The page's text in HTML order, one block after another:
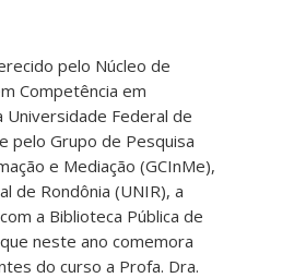
pelo Núcleo de
Competência em
Universidade Federal de
pelo Grupo de Pesquisa
e Mediação (GCInMe),
de Rondônia (UNIR), a
a Biblioteca Pública de
neste ano comemora
do curso a Profa. Dra.